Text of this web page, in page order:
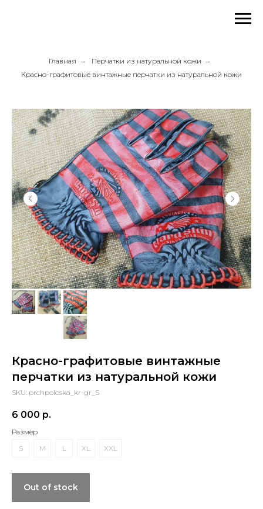
Главная → Перчатки из натуральной кожи →
Красно-графитовые винтажные перчатки из натуральной кожи
Красно-графитовые винтажные
перчатки из натуральной кожи
SKU: prchpoloska_kr-gr_S
6 000 р.
Размер
S
M L XL XXL
Out of stock